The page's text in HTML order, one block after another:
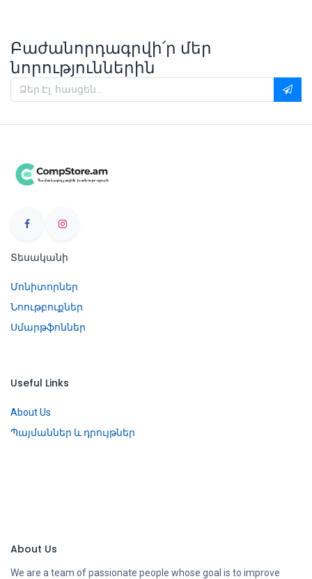
Բաժանորդագրվի՛ր մեր
նորություններին
Տեսականի
Մոնիտորներ
Նոութբուքներ
Սմարթֆոններ
Useful Links
About Us
Պայմաններ և դրույթներ
About Us
We are a team of passionate people whose goal is to improve